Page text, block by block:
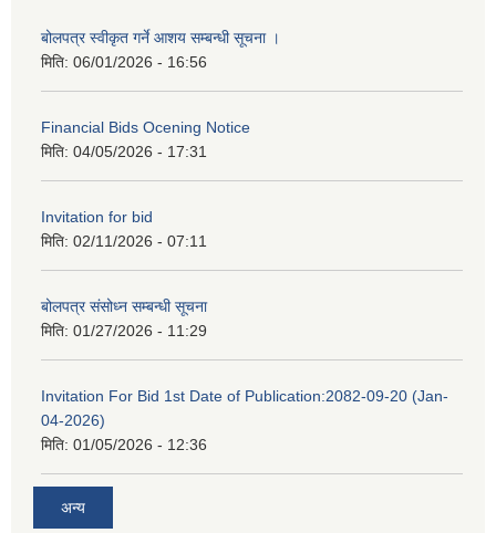
बोलपत्र स्वीकृत गर्ने आशय सम्बन्धी सूचना ।
मिति: 06/01/2026 - 16:56
Financial Bids Ocening Notice
मिति: 04/05/2026 - 17:31
Invitation for bid
मिति: 02/11/2026 - 07:11
बोलपत्र संसोध्न सम्बन्धी सूचना
मिति: 01/27/2026 - 11:29
Invitation For Bid 1st Date of Publication:2082-09-20 (Jan-
04-2026)
मिति: 01/05/2026 - 12:36
अन्य